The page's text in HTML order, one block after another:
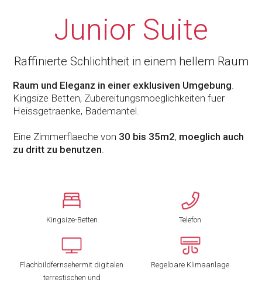
Junior Suite
Raffinierte Schlichtheit in einem hellem Raum
Raum und Eleganz in einer exklusiven Umgebung.
Kingsize Betten, Zubereitungsmoeglichkeiten fuer
Heissgetraenke, Bademantel.
Eine Zimmerflaeche von 30 bis 35m2, moeglich auch
zu dritt zu benutzen.
Kingsize-Betten Telefon
Flachbildfernsehermit digitalen
terrestischen und
Regelbare Klimaanlage